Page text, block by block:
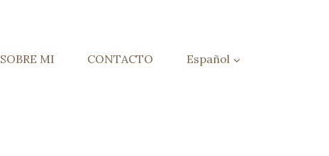
SOBRE MI CONTACTO Español